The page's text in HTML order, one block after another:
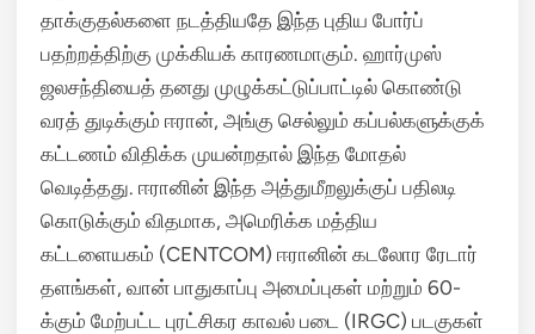
தாக்குதல்களை நடத்தியதே இந்த புதிய போர்ப்
பதற்றத்திற்கு முக்கியக் காரணமாகும். ஹார்முஸ்
ஜலசந்தியைத் தனது முழுக்கட்டுப்பாட்டில் கொண்டு
வரத் துடிக்கும் ஈரான், அங்கு செல்லும் கப்பல்களுக்குக்
கட்டணம் விதிக்க முயன்றதால் இந்த மோதல்
வெடித்தது. ஈரானின் இந்த அத்துமீறலுக்குப் பதிலடி
கொடுக்கும் விதமாக, அமெரிக்க மத்திய
கட்டளையகம் (CENTCOM) ஈரானின் கடலோர ரேடார்
தளங்கள், வான் பாதுகாப்பு அமைப்புகள் மற்றும் 60-
க்கும் மேற்பட்ட புரட்சிகர காவல் படை (IRGC) படகுகள்